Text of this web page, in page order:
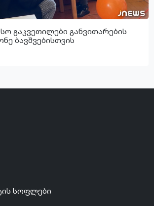
გაკვეთილები განვითარების
ბავშვებისთვის
სოფლები